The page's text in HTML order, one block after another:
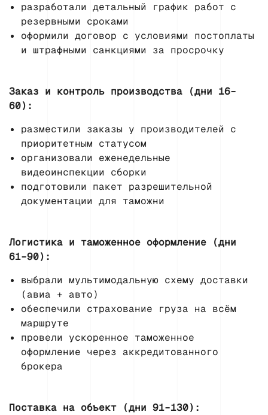
разработали детальный график работ с
резервными сроками
оформили договор с условиями постоплаты
и штрафными санкциями за просрочку
Заказ и контроль производства (дни 16–
60):
разместили заказы у производителей с
приоритетным статусом
организовали еженедельные
видеоинспекции сборки
подготовили пакет разрешительной
документации для таможни
Логистика и таможенное оформление (дни
61–90):
выбрали мультимодальную схему доставки
(авиа + авто)
обеспечили страхование груза на всём
маршруте
провели ускоренное таможенное
оформление через аккредитованного
брокера
Поставка на объект (дни 91–130):